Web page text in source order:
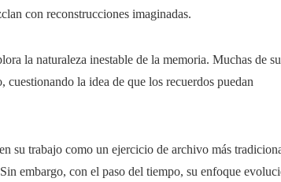
con reconstrucciones imaginadas.
la naturaleza inestable de la memoria. Muchas de
la idea de que los recuerdos puedan
su trabajo como un ejercicio de archivo más
embargo, con el paso del tiempo, su enfoque